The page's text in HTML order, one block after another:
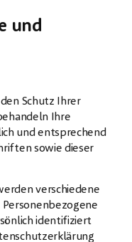
und
Schutz Ihrer
Ihre
und entsprechend
sowie dieser
verschiedene
identifiziert